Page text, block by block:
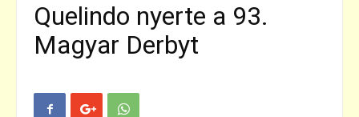
Quelindo nyerte a 93.
Magyar Derbyt